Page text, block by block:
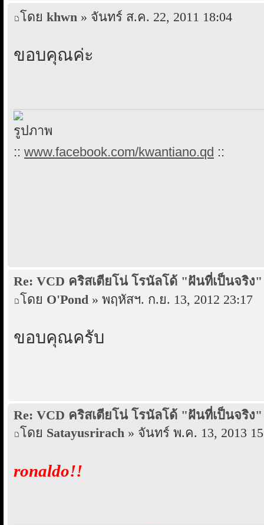
โดย khwn » จันทร์ ส.ค. 22, 2011 18:04
ขอบคุณค่ะ
:: www.facebook.com/kwantiano.qd ::
Re: VCD คริสเตียโน่ โรนัลโด้ "ฝันที่เป็นจริง"
โดย O'Pond » พฤหัสฯ. ก.ย. 13, 2012 23:17
ขอบคุณครับ
Re: VCD คริสเตียโน่ โรนัลโด้ "ฝันที่เป็นจริง"
โดย Satayusrirach » จันทร์ พ.ค. 13, 2013
ronaldo!!